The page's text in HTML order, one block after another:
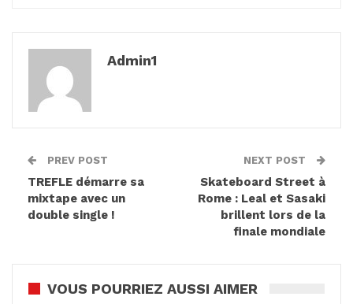
Admin1
PREV POST
TREFLE démarre sa
mixtape avec un
double single !
NEXT POST
Skateboard Street à
Rome : Leal et Sasaki
brillent lors de la
finale mondiale
VOUS POURRIEZ AUSSI AIMER